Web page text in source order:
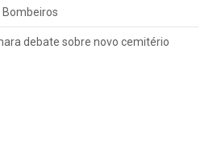
Bombeiros
debate sobre novo cemitério